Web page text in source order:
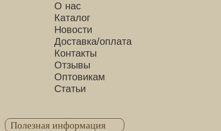
О нас
Каталог
Новости
Доставка/оплата
Контакты
Отзывы
Оптовикам
Статьи
Полезная информация